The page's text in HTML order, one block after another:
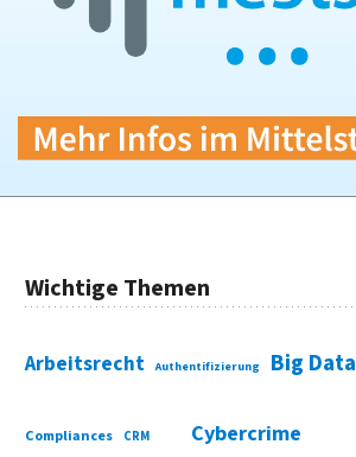
Wichtige Themen
Arbeitsrecht Authentifizierung Big Data
Compliances CRM Cybercrime